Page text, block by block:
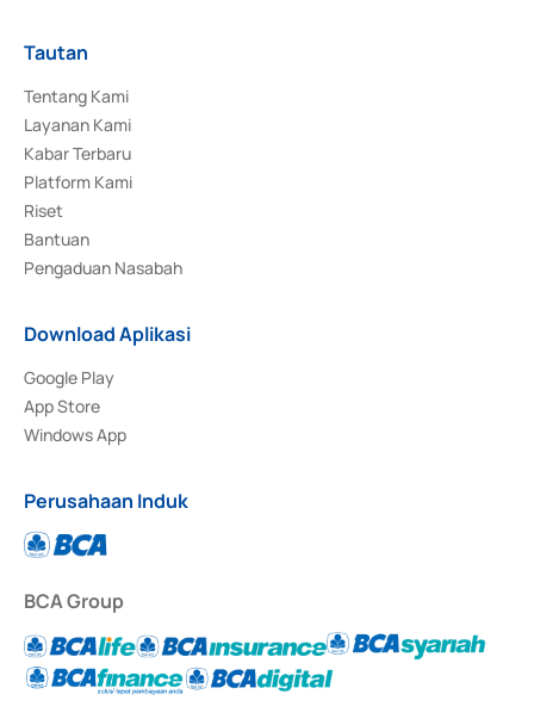
Tautan
Tentang Kami
Layanan Kami
Kabar Terbaru
Platform Kami
Riset
Bantuan
Pengaduan Nasabah
Download Aplikasi
Google Play
App Store
Windows App
Perusahaan Induk
BCA Group